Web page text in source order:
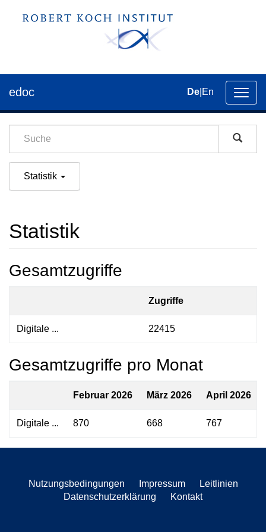
der
edoc De En
Statistik
Statistik
Gesamtzugriffe
Zugriffe
Digitale ... 22415
Gesamtzugriffe pro Monat
Februar 2026 März 2026 April 2026
Digitale ... 870 668 767
Nutzungsbedingungen Impressum
Leitlinien
Datenschutzerklärung
Kontakt